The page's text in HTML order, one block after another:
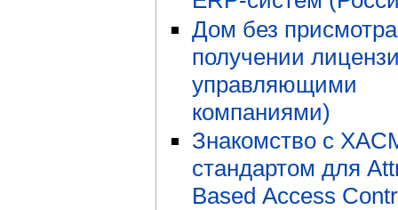
Дом без
получении
управляющими
компаниями)
Знакомство с
стандартом для
Based Access